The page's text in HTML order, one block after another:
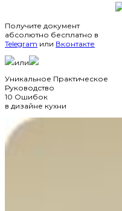
Получите документ
абсолютно бесплатно в
Telegram или Вконтакте
или
Уникальное Практическое
Руководство
10 Ошибок
в дизайне кухни